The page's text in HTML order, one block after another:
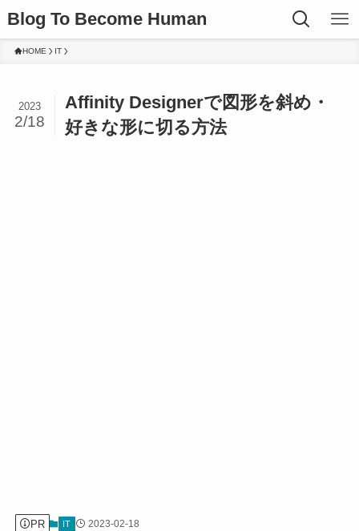
Blog To Become Human
HOME IT
Affinity Designerで図形を斜め・
好きな形に切る方法
2023
2/18
PR IT 2023-02-18